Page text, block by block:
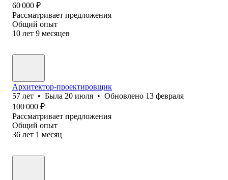
60 000 ₽
Рассматривает предложения
Общий опыт
10 лет 9 месяцев
Архитектор-проектировщик
57 лет • Была 20 июля • Обновлено 13 февраля
100 000 ₽
Рассматривает предложения
Общий опыт
36 лет 1 месяц